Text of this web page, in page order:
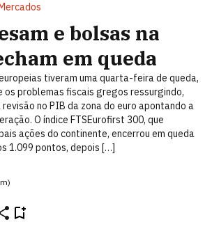
e bolsas na
em queda
tiveram uma quarta-feira de queda,
os problemas fiscais gregos ressurgindo,
no PIB da zona do euro apontando a
O índice FTSEurofirst 300, que
ações do continente, encerrou em queda
1.099 pontos, depois […]